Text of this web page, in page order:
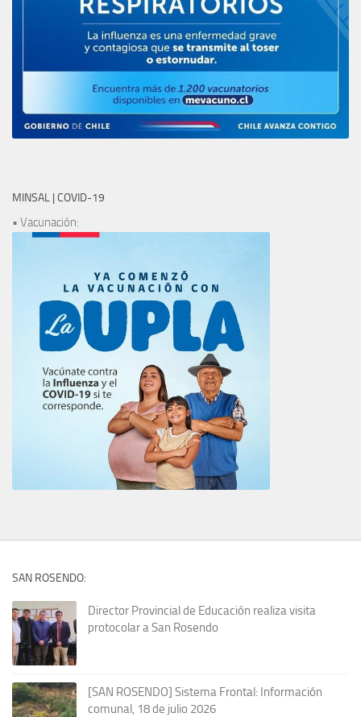
MINSAL | COVID-19
• Vacunación:
SAN ROSENDO:
Director Provincial de Educación realiza visita
protocolar a San Rosendo
[SAN ROSENDO] Sistema Frontal: Información
comunal, 18 de julio 2026